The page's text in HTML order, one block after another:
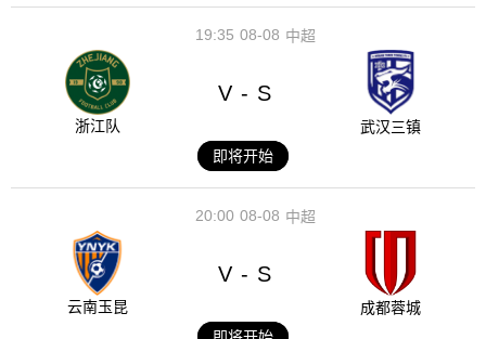
08-08
19:35 中超
浙江队
V - S
武汉三镇
即将开始
08-08
20:00 中超
云南玉昆
V - S
成都蓉城